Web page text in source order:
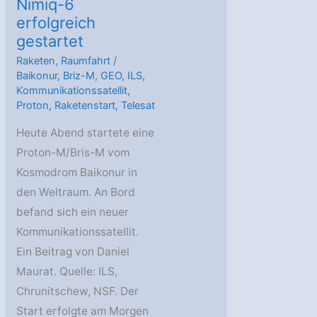
Nimiq-6
erfolgreich
gestartet
Raketen, Raumfahrt /
Baikonur, Briz-M, GEO, ILS,
Kommunikationssatellit,
Proton, Raketenstart,Telesat
Heute Abend startete eine
Proton-M/Bris-M vom
Kosmodrom Baikonur in
den Weltraum. An Bord
befand sich ein neuer
Kommunikationssatellit.
Ein Beitrag von Daniel
Maurat. Quelle: ILS,
Chrunitschew, NSF. Der
Start erfolgte am Morgen